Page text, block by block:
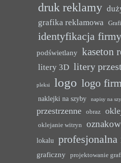
druk reklamy
grafika reklamowa
identyfikacja firmy
podświetlany kaseton
litery 3D litery
pleksi logo logo
naklejki na szyby
napisy na
przestrzenne
obraz
oklejanie witryn
lokalu profesjonalna
graficzny
projektowanie